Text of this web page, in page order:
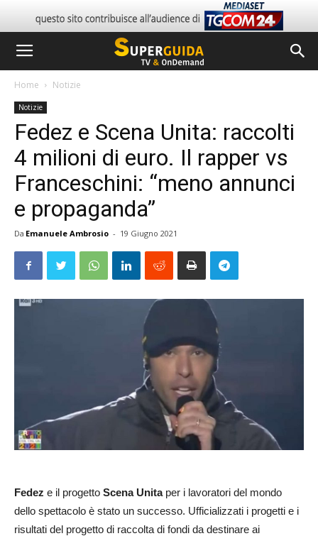
Home Notizie
Notizie
Fedez e Scena Unita: raccolti
4 milioni di euro. Il rapper vs
Franceschini: “meno annunci
e propaganda”
Da Emanuele Ambrosio - 19 Giugno 2021
Fedez e il progetto Scena Unitaper i lavoratori del mondo
dello spettacolo è stato un successo. Ufficializzati i progetti e i
risultati del progetto di raccolta di fondi da destinare ai